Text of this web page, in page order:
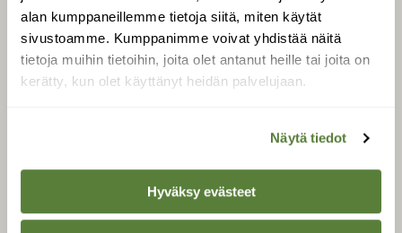
alan kumppaneillemme tietoja siitä, miten käytät
sivustoamme. Kumppanimme voivat yhdistää näitä
tietoja muihin tietoihin, joita olet antanut heille tai joita on
kerätty, kun olet käyttänyt heidän palvelujaan.
Näytä tiedot
Hyväksy evästeet
Tilaa uutiskirje
Suomen Luonto -lehden
kustantaja onSuomen
luonnonsuojelu­liitto